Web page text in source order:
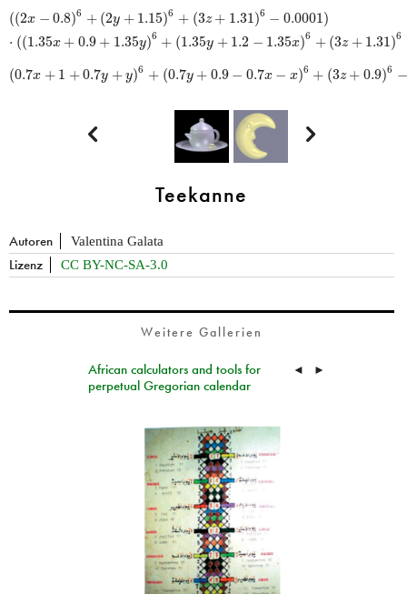
((2x −0.8)6 +(2y +1.15)6 +(3z+1.31)6 −0.0001)
⋅ ((1.35x+0.9+1.35y)6 +(1.35y +1.2 −1.35x)6 +(3z +1.31)6
(0.7x +1 +0.7y +y)6 +(0.7y+0.9−0.7x− x)6 +(3z+0.9)6 −
 
Teekanne
Autoren Valentina Galata
Lizenz CC BY-NC-SA-3.0
Weitere Gallerien
African calculators and tools for
perpetual Gregorian calendar
◄ ►